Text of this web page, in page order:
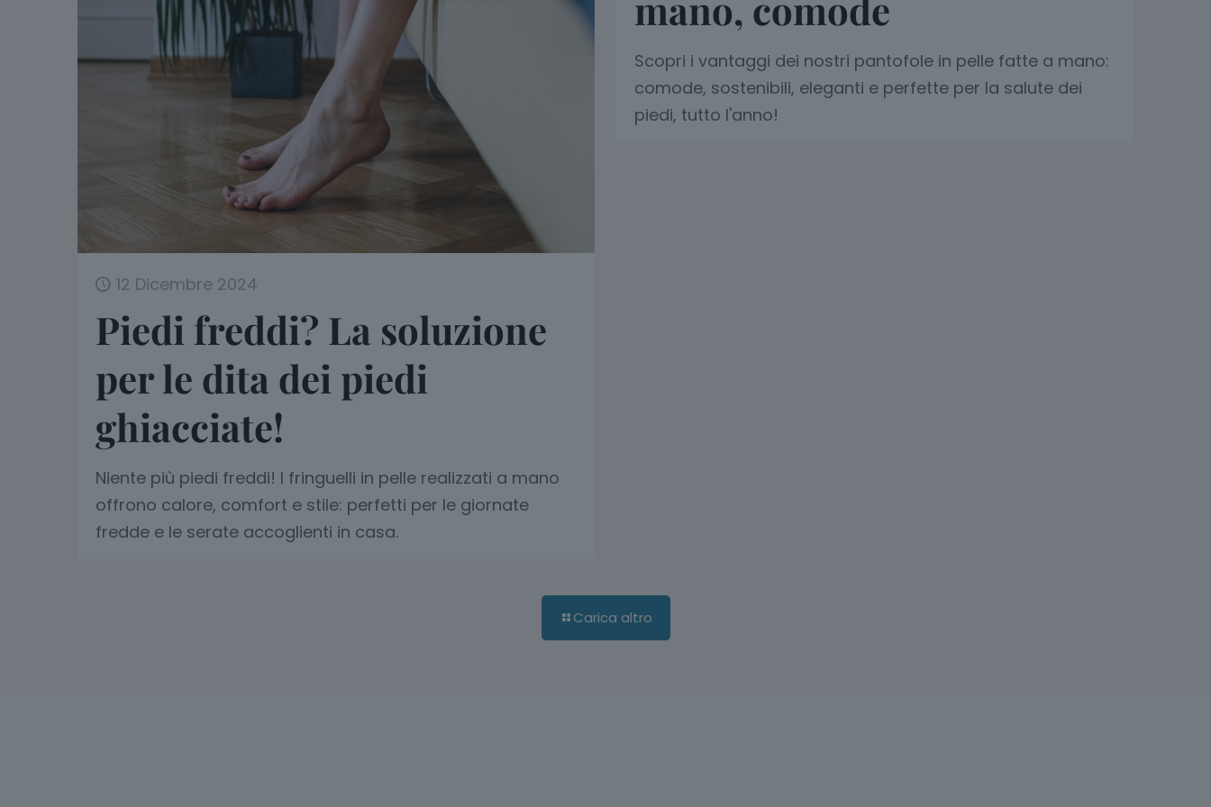
12 Dicembre 2024
Piedi freddi? La soluzione
per le dita dei piedi
ghiacciate!
Niente più piedi freddi! I fringuelli in pelle realizzati a mano
offrono calore, comfort e stile: perfetti per le giornate
fredde e le serate accoglienti in casa.
mano, comode
Scopri i vantaggi dei nostri pantofole in pelle fatte a mano:
comode, sostenibili, eleganti e perfette per la salute dei
piedi, tutto l'anno!
Carica altro